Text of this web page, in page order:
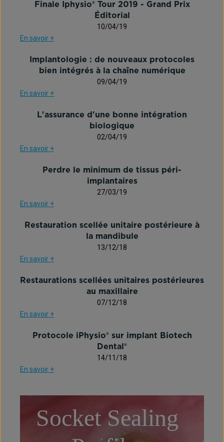
Finale Iphysio® Tour 2019 - Grand Prix
Éditorial
10/04/19
En savoir +
Implantologie : de nouveaux protocoles
bien intégrés à la chaîne numérique
09/04/19
En savoir +
L'assurance d'une bonne intégration
biologique
02/04/19
En savoir +
Perdre le minimum de tissus péri-
implantaires
27/03/19
En savoir +
Restauration scellée unitaire postérieure à
la mandibule
13/12/18
En savoir +
Restaurations scellées unitaires postérieures
au maxillaire
07/12/18
En savoir +
Protocole iPhysio® sur implant Biotech
Dental®
14/11/18
En savoir +
Socket Sealing